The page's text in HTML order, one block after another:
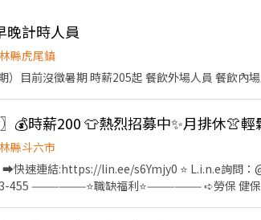
晚計時人員
縣虎尾鎮
）目前沒徵暑期 時薪205起 餐飲外場人員 餐飲內
縣斗六市
快速連結:https://lin.ee/s6Ymjy0 ⭐️ L.i.n.e詢問：
支 ➪可警示帳戶 ➪x體